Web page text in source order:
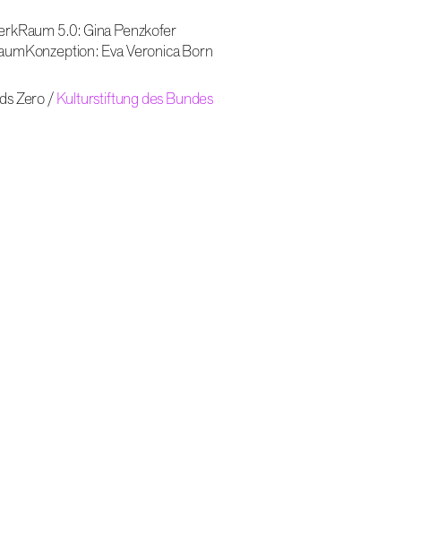
5.0: Gina Penzkofer
Eva Veronica Born
Zero /Kulturstiftung des Bundes